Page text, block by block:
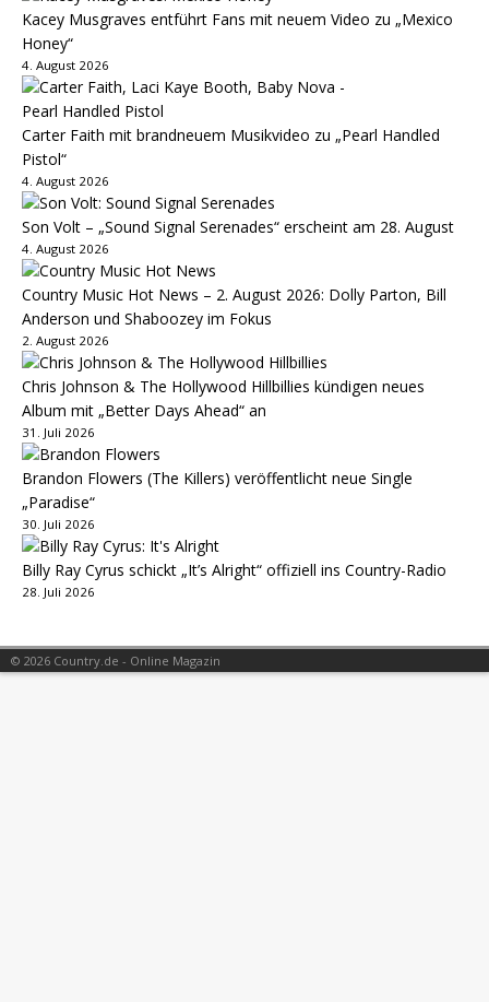
Kacey Musgraves entführt Fans mit neuem Video zu „Mexico
Honey“
4. August 2026
Carter Faith mit brandneuem Musikvideo zu „Pearl Handled
Pistol“
4. August 2026
Son Volt – „Sound Signal Serenades“ erscheint am 28. August
4. August 2026
Country Music Hot News – 2. August 2026: Dolly Parton, Bill
Anderson und Shaboozey im Fokus
2. August 2026
Chris Johnson & The Hollywood Hillbillies kündigen neues
Album mit „Better Days Ahead“ an
31. Juli 2026
Brandon Flowers (The Killers) veröffentlicht neue Single
„Paradise“
30. Juli 2026
Billy Ray Cyrus schickt „It’s Alright“ offiziell ins Country-Radio
28. Juli 2026
© 2026 Country.de - Online Magazin